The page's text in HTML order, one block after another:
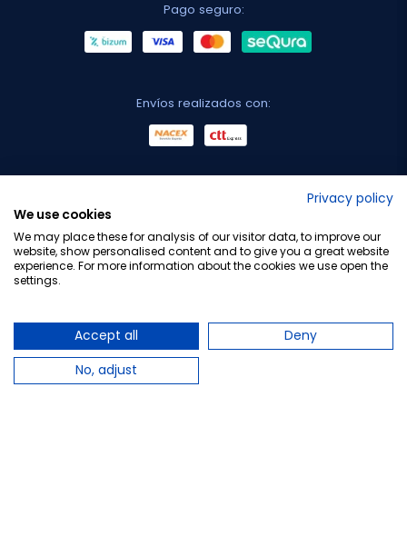
Pago seguro:
Envíos realizados con:
Privacy policy
We use cookies
We may place these for analysis of our visitor data, to improve our
website, show personalised content and to give you a great website
experience. For more information about the cookies we use open the
settings.
Accept all
Deny
No, adjust